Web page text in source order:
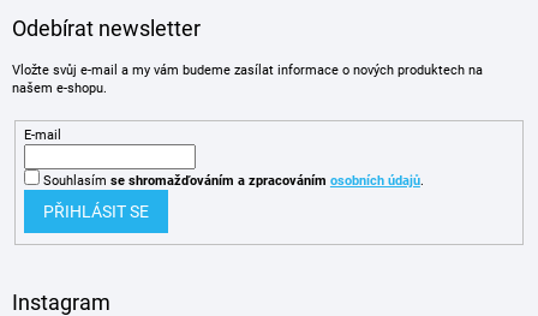
Odebírat newsletter
Vložte svůj e-mail a my vám budeme zasílat informace o nových produktech na
našem e-shopu.
E-mail
Souhlasím se shromažďováním a zpracováním osobních údajů.
PŘIHLÁSIT SE
Instagram